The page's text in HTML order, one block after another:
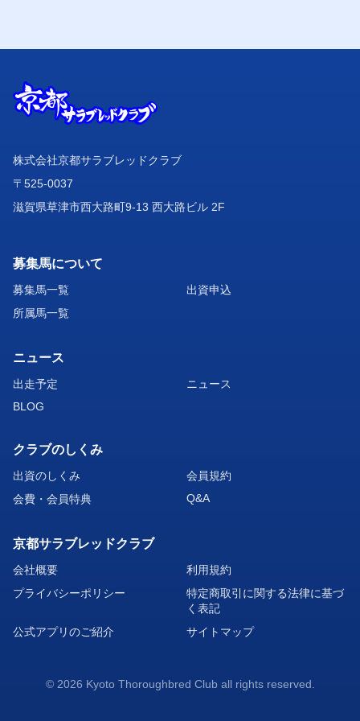
株式会社京都サラブレッドクラブ
〒525-0037
滋賀県草津市西大路町9-13 西大路ビル 2F
募集馬について
募集馬一覧
出資申込
所属馬一覧
ニュース
出走予定
ニュース
BLOG
クラブのしくみ
出資のしくみ
会員規約
会費・会員特典
Q&A
京都サラブレッドクラブ
会社概要
利用規約
プライバシーポリシー
特定商取引に関する法律に基づ
く表記
公式アプリのご紹介
サイトマップ
© 2026 Kyoto Thoroughbred Club all rights reserved.